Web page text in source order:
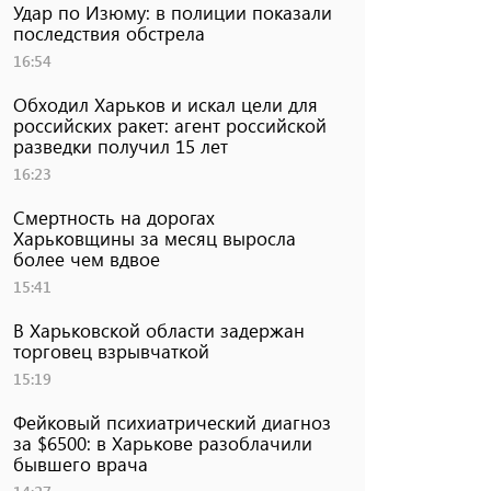
Удар по Изюму: в полиции показали
последствия обстрела
16:54
Обходил Харьков и искал цели для
российских ракет: агент российской
разведки получил 15 лет
16:23
Смертность на дорогах
Харьковщины за месяц выросла
более чем вдвое
15:41
В Харьковской области задержан
торговец взрывчаткой
15:19
Фейковый психиатрический диагноз
за $6500: в Харькове разоблачили
бывшего врача